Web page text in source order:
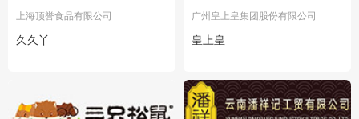
上海顶誉食品有限公司
久久丫
广州皇上皇集团股份有限公司
皇上皇